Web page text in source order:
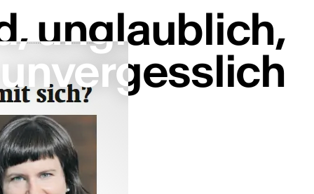
unglaublich,
unvergesslich
unglaublich,
unvergesslich